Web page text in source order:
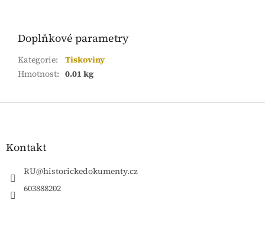
Doplňkové parametry
Kategorie:
Tiskoviny
Hmotnost: 0.01 kg
Z
Kontakt
RU@historickedokumenty.cz
603888202